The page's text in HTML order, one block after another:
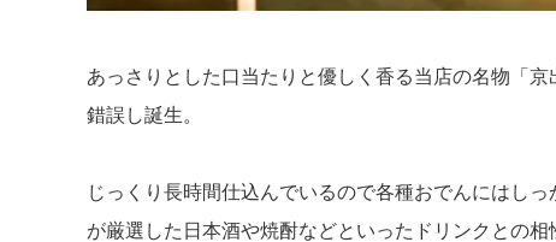
あっさりとした口当たりと優しく香る当店の名物「
錯誤し誕生。
じっくり長時間仕込んでいるので各種おでんにはし
が厳選した日本酒や焼酎などといったドリンクとの相